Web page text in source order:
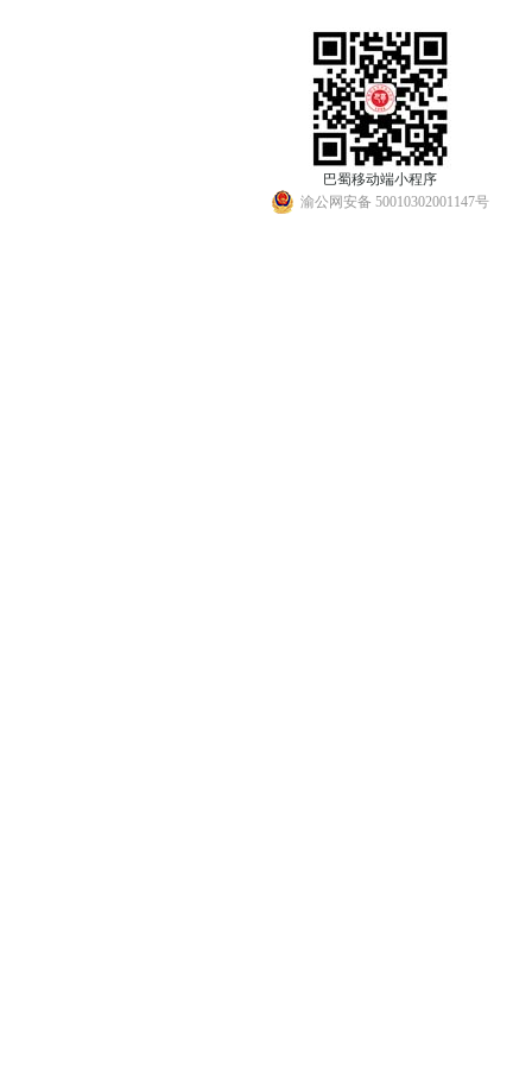
巴蜀移动端小程序
渝公网安备 50010302001147号